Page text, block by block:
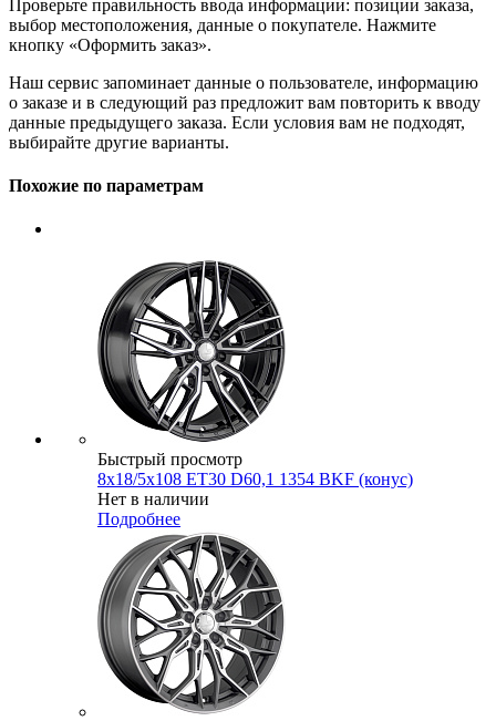
Проверьте правильность ввода информации: позиции заказа,
выбор местоположения, данные о покупателе. Нажмите
кнопку «Оформить заказ».
Наш сервис запоминает данные о пользователе, информацию
о заказе и в следующий раз предложит вам повторить к вводу
данные предыдущего заказа. Если условия вам не подходят,
выбирайте другие варианты.
Похожие по параметрам
Быстрый просмотр
8x18/5x108 ET30 D60,1 1354 BKF (конус)
Нет в наличии
Подробнее